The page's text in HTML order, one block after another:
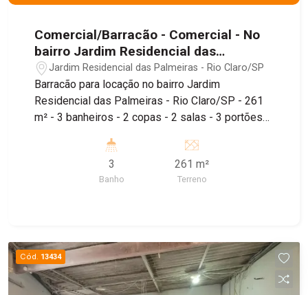
Comercial/Barracão - Comercial - No
bairro Jardim Residencial das
Palmeiras
Jardim Residencial das Palmeiras - Rio Claro/SP
Barracão para locação no bairro Jardim
Residencial das Palmeiras - Rio Claro/SP - 261
m² - 3 banheiros - 2 copas - 2 salas - 3 portões
de 260m², conta com depósito, piso térreo e piso
superior, sendo localizado próximo ao
Supermercado Tropical, Padaria Estrela de Ouro e
3
Banho
261 m²
Terreno
Cód. 13434